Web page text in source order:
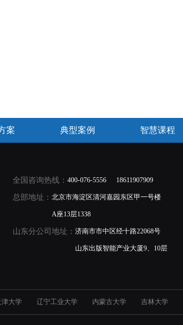
案 典型案例 智慧课程
全国咨询热线： 400-076-5556 18611907909
总部地址： 北京市海淀区清河嘉园东区甲一号楼
A座13层1338
山东分公司地址： 济南市市中区经十路22068号
山东出版智能产业大厦9、10层
津大学 辽宁工业大学 内蒙古大学 吉林大学